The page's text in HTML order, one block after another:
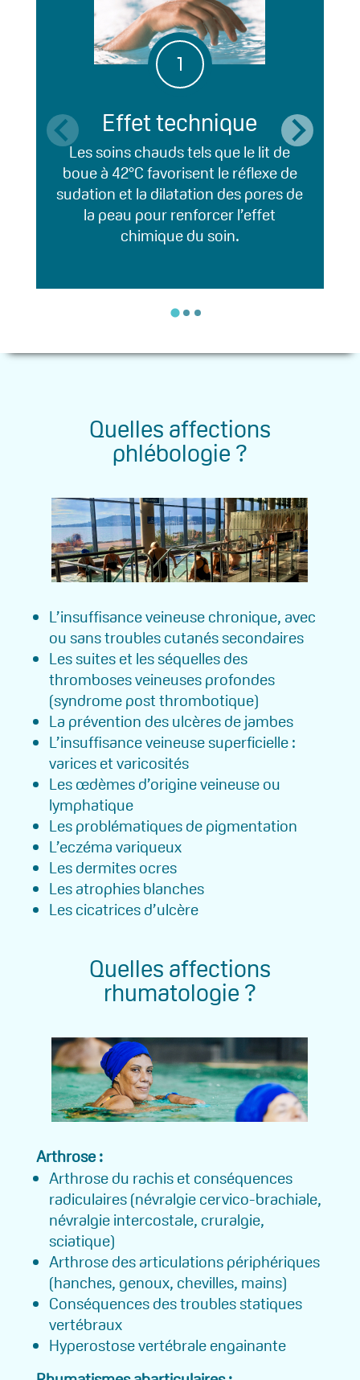
1
Effet technique
Les soins chauds tels que le lit de
boue à 42°C favorisent le réflexe de
sudation et la dilatation des pores de
la peau pour renforcer l’effet
chimique du soin.
Quelles affections
phlébologie ?
L’insuffisance veineuse chronique, avec
ou sans troubles cutanés secondaires
Les suites et les séquelles des
thromboses veineuses profondes
(syndrome post thrombotique)
La prévention des ulcères de jambes
L’insuffisance veineuse superficielle :
varices et varicosités
Les œdèmes d’origine veineuse ou
lymphatique
Les problématiques de pigmentation
L’eczéma variqueux
Les dermites ocres
Les atrophies blanches
Les cicatrices d’ulcère
Quelles affections
rhumatologie ?
Arthrose :
Arthrose du rachis et conséquences
radiculaires (névralgie cervico-brachiale,
névralgie intercostale, cruralgie,
sciatique)
Arthrose des articulations périphériques
(hanches, genoux, chevilles, mains)
Conséquences des troubles statiques
vertébraux
Hyperostose vertébrale engainante